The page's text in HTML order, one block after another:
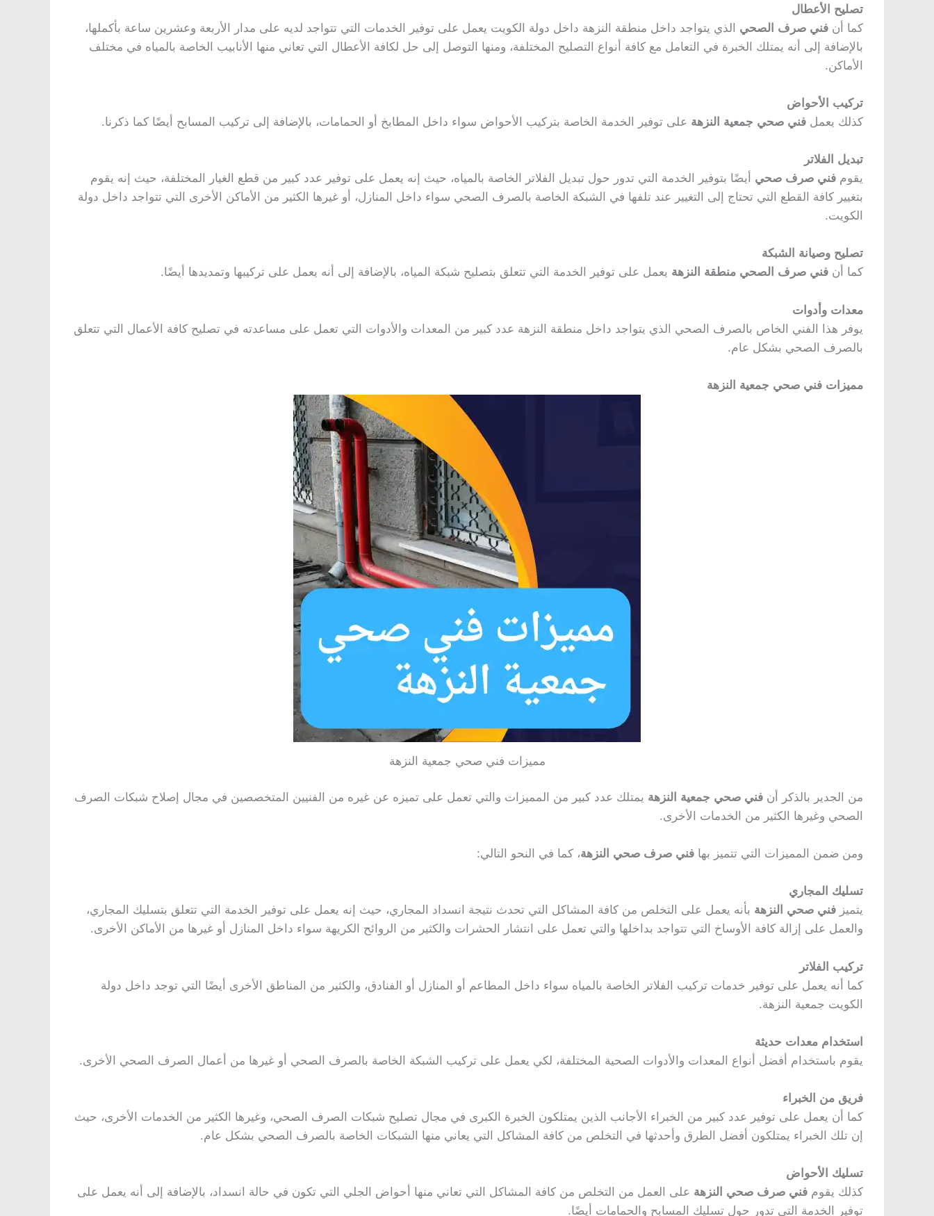
تصليح الأعطال
كما أن فني صرف الصحي الذي يتواجد داخل منطقة النزهة داخل دولة الكويت يعمل على توفير الخدمات التي تتواجد لديه على مدار الأربعة وعشرين ساعة بأكملها،
بالإضافة إلى أنه يمتلك الخبرة في التعامل مع كافة أنواع التصليح المختلفة، ومنها التوصل إلى حل لكافة الأعطال التي تعاني منها الأنابيب الخاصة بالمياه في مختلف
الأماكن.
تركيب الأحواض
كذلك يعمل فني صحي جمعية النزهة على توفير الخدمة الخاصة بتركيب الأحواض سواء داخل المطابخ أو الحمامات، بالإضافة إلى تركيب المسابح أيضًا كما ذكرنا.
تبديل الفلاتر
يقوم فني صرف صحي أيضًا بتوفير الخدمة التي تدور حول تبديل الفلاتر الخاصة بالمياه، حيث إنه يعمل على توفير عدد كبير من قطع الغيار المختلفة، حيث إنه يقوم
بتغيير كافة القطع التي تحتاج إلى التغيير عند تلفها في الشبكة الخاصة بالصرف الصحي سواء داخل المنازل، أو غيرها الكثير من الأماكن الأخرى التي تتواجد داخل دولة
الكويت.
تصليح وصيانة الشبكة
كما أن فني صرف الصحي منطقة النزهة يعمل على توفير الخدمة التي تتعلق بتصليح شبكة المياه، بالإضافة إلى أنه يعمل على تركيبها وتمديدها أيضًا.
معدات وأدوات
يوفر هذا الفني الخاص بالصرف الصحي الذي يتواجد داخل منطقة النزهة عدد كبير من المعدات والأدوات التي تعمل على مساعدته في تصليح كافة الأعمال التي تتعلق
بالصرف الصحي بشكل عام.
مميزات فني صحي جمعية النزهة
مميزات فني صحي جمعية النزهة
من الجدير بالذكر أن فني صحي جمعية النزهة يمتلك عدد كبير من المميزات والتي تعمل على تميزه عن غيره من الفنيين المتخصصين في مجال إصلاح شبكات الصرف
الصحي وغيرها الكثير من الخدمات الأخرى.
ومن ضمن المميزات التي تتميز بها فني صرف صحي النزهة، كما في النحو التالي:
تسليك المجاري
يتميز فني صحي النزهة بأنه يعمل على التخلص من كافة المشاكل التي تحدث نتيجة انسداد المجاري، حيث إنه يعمل على توفير الخدمة التي تتعلق بتسليك المجاري،
والعمل على إزالة كافة الأوساخ التي تتواجد بداخلها والتي تعمل على انتشار الحشرات والكثير من الروائح الكريهة سواء داخل المنازل أو غيرها من الأماكن الأخرى.
تركيب الفلاتر
كما أنه يعمل على توفير خدمات تركيب الفلاتر الخاصة بالمياه سواء داخل المطاعم أو المنازل أو الفنادق، والكثير من المناطق الأخرى أيضًا التي توجد داخل دولة
الكويت جمعية النزهة.
استخدام معدات حديثة
يقوم باستخدام أفضل أنواع المعدات والأدوات الصحية المختلفة، لكي يعمل على تركيب الشبكة الخاصة بالصرف الصحي أو غيرها من أعمال الصرف الصحي الأخرى.
فريق من الخبراء
كما أن يعمل على توفير عدد كبير من الخبراء الأجانب الذين يمتلكون الخبرة الكبرى في مجال تصليح شبكات الصرف الصحي، وغيرها الكثير من الخدمات الأخرى، حيث
إن تلك الخبراء يمتلكون أفضل الطرق وأحدثها في التخلص من كافة المشاكل التي يعاني منها الشبكات الخاصة بالصرف الصحي بشكل عام.
تسليك الأحواض
كذلك يقوم فني صرف صحي النزهة على العمل من التخلص من كافة المشاكل التي تعاني منها أحواض الجلي التي تكون في حالة انسداد، بالإضافة إلى أنه يعمل على
توفير الخدمة التي تدور حول تسليك المسابح والحمامات أيضًا.